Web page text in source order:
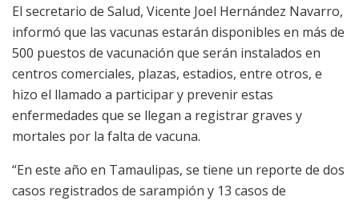
El secretario de Salud, Vicente Joel Hernández Navarro,
informó que las vacunas estarán disponibles en más de
500 puestos de vacunación que serán instalados en
centros comerciales, plazas, estadios, entre otros, e
hizo el llamado a participar y prevenir estas
enfermedades que se llegan a registrar graves y
mortales por la falta de vacuna.
“En este año en Tamaulipas, se tiene un reporte de dos
casos registrados de sarampión y 13 casos de